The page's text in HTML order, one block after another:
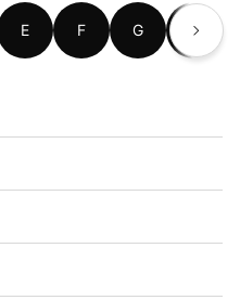
E F G H